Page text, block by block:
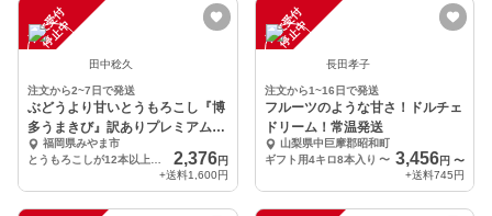
注
文
受
付
停
止
中
田中稔久
注文から2~7日で発送
ぶどうより甘いとうもろこし『博
多うまきび』訳ありプレミアム詰
め放題
福岡県みやま市
2,376円
+送料1,600円
注
文
受
付
停
止
中
長田孝子
注文から1~16日で発送
フルーツのような甘さ！ドルチェ
ドリーム！常温発送
山梨県中巨摩郡昭和町
ギフト用4キロ8本入り 〜 3,456円 〜
+送料745円